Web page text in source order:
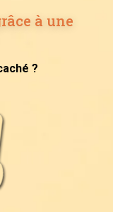
à une
?